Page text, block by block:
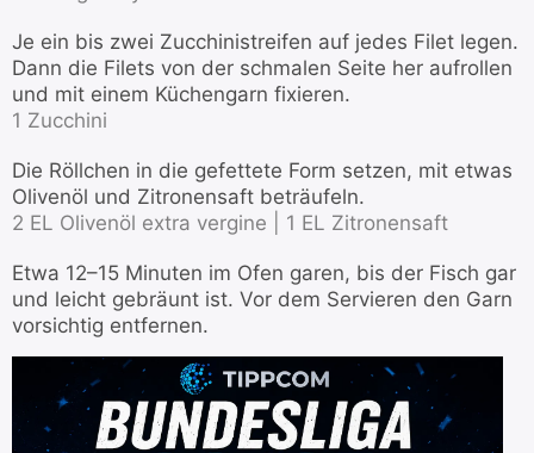
Je ein bis zwei Zucchinistreifen auf jedes Filet legen.
Dann die Filets von der schmalen Seite her aufrollen
und mit einem Küchengarn fixieren.
1 Zucchini
Die Röllchen in die gefettete Form setzen, mit etwas
Olivenöl und Zitronensaft beträufeln.
2 EL Olivenöl extra vergine |
1 EL Zitronensaft
Etwa 12–15 Minuten im Ofen garen, bis der Fisch gar
und leicht gebräunt ist. Vor dem Servieren den Garn
vorsichtig entfernen.